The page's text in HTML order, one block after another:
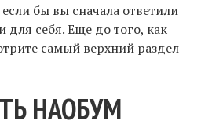
бы вы сначала ответили
для себя. Еще до того, как
самый верхний раздел
НАОБУМ